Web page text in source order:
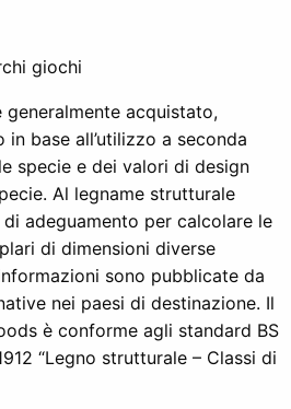
giochi
acquistato,
base all’utilizzo a seconda
specie e dei valori di design
Al legname strutturale
adeguamento per calcolare le
di dimensioni diverse
sono pubblicate da
nei paesi di destinazione. Il
è conforme agli standard BS
“Legno strutturale – Classi di